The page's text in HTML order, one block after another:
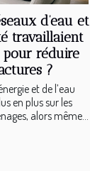
d’eau et
travaillaient
pour réduire
?
et de l’eau
en plus sur les
alors même...